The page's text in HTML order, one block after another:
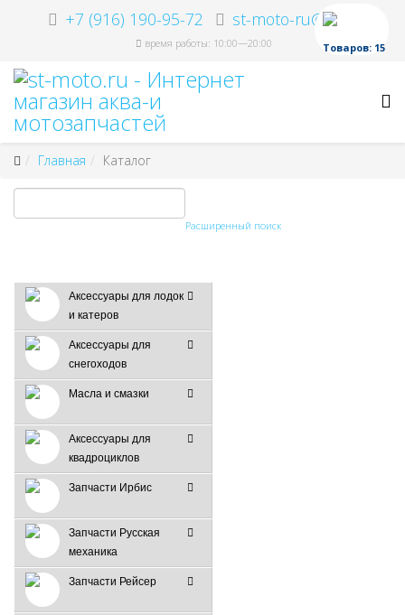
+7 (916) 190-95-72 st-moto-ru@ya.ru
время работы: 10:00—20:00 Товаров: 15
Главная Каталог
Расширенный поиск
Аксессуары для лодок
и катеров
Аксессуары для
снегоходов
Масла и смазки
Аксессуары для
квадроциклов
Запчасти Ирбис
Запчасти Русская
механика
Запчасти Рейсер